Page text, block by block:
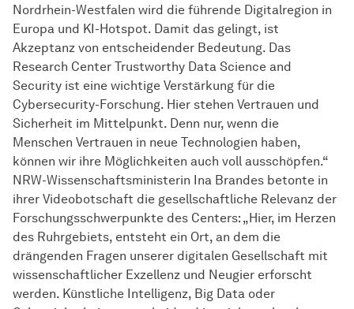
Nordrhein-Westfalen wird die führende Digitalregion in
Europa und KI-Hotspot. Damit das gelingt, ist
Akzeptanz von entscheidender Bedeutung. Das
Research Center Trustworthy Data Science and
Security ist eine wichtige Verstärkung für die
Cybersecurity-Forschung. Hier stehen Vertrauen und
Sicherheit im Mittelpunkt. Denn nur, wenn die
Menschen Vertrauen in neue Technologien haben,
können wir ihre Möglichkeiten auch voll ausschöpfen.“
NRW-Wissenschaftsministerin Ina Brandes betonte in
ihrer Videobotschaft die gesellschaftliche Relevanz der
Forschungsschwerpunkte des Centers: „Hier, im Herzen
des Ruhrgebiets, entsteht ein Ort, an dem die
drängenden Fragen unserer digitalen Gesellschaft mit
wissenschaftlicher Exzellenz und Neugier erforscht
werden. Künstliche Intelligenz, Big Data oder